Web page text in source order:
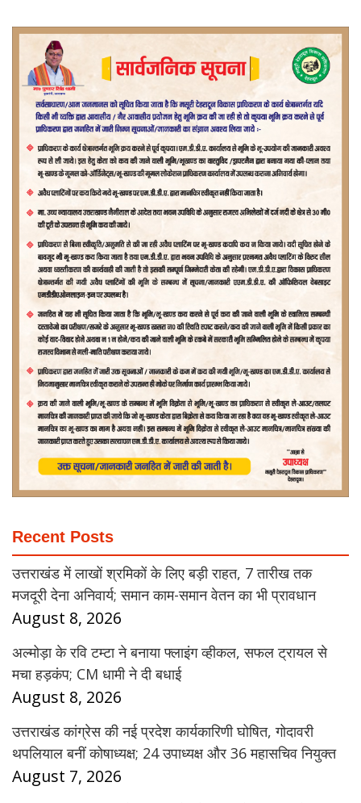
Recent Posts
उत्तराखंड में लाखों श्रमिकों के लिए बड़ी राहत, 7 तारीख तक
मजदूरी देना अनिवार्य; समान काम-समान वेतन का भी प्रावधान
August 8, 2026
अल्मोड़ा के रवि टम्टा ने बनाया फ्लाइंग व्हीकल, सफल ट्रायल से
मचा हड़कंप; CM धामी ने दी बधाई
August 8, 2026
उत्तराखंड कांग्रेस की नई प्रदेश कार्यकारिणी घोषित, गोदावरी
थपलियाल बनीं कोषाध्यक्ष; 24 उपाध्यक्ष और 36 महासचिव नियुक्त
August 7, 2026